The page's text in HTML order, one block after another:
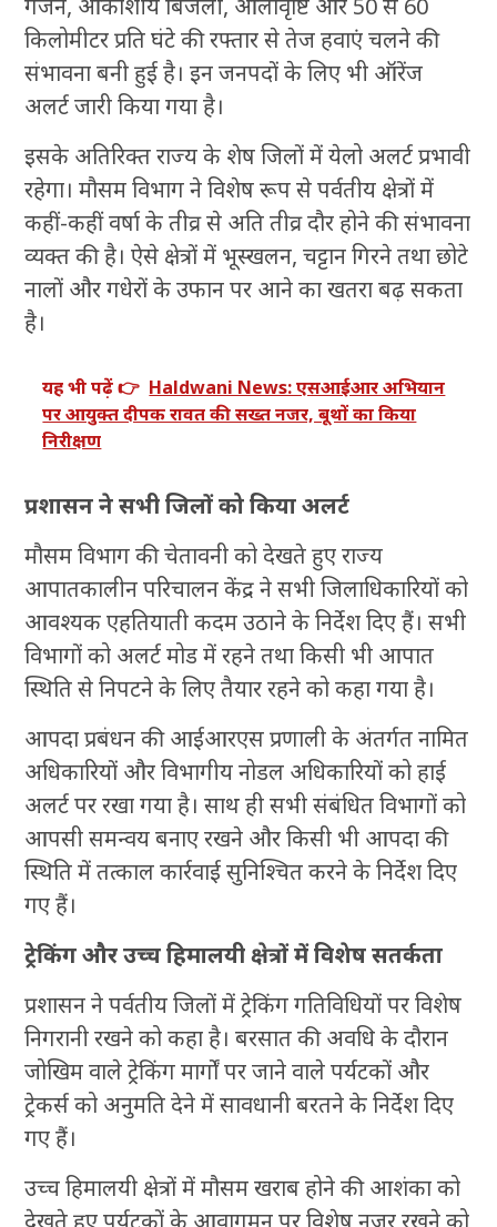
गर्जन, आकाशीय बिजली, ओलावृष्टि और 50 से 60
किलोमीटर प्रति घंटे की रफ्तार से तेज हवाएं चलने की
संभावना बनी हुई है। इन जनपदों के लिए भी ऑरेंज
अलर्ट जारी किया गया है।
इसके अतिरिक्त राज्य के शेष जिलों में येलो अलर्ट प्रभावी
रहेगा। मौसम विभाग ने विशेष रूप से पर्वतीय क्षेत्रों में
कहीं-कहीं वर्षा के तीव्र से अति तीव्र दौर होने की संभावना
व्यक्त की है। ऐसे क्षेत्रों में भूस्खलन, चट्टान गिरने तथा छोटे
नालों और गधेरों के उफान पर आने का खतरा बढ़ सकता
है।
यह भी पढ़ें 👉 Haldwani News: एसआईआर अभियान
पर आयुक्त दीपक रावत की सख्त नजर, बूथों का किया
निरीक्षण
प्रशासन ने सभी जिलों को किया अलर्ट
मौसम विभाग की चेतावनी को देखते हुए राज्य
आपातकालीन परिचालन केंद्र ने सभी जिलाधिकारियों को
आवश्यक एहतियाती कदम उठाने के निर्देश दिए हैं। सभी
विभागों को अलर्ट मोड में रहने तथा किसी भी आपात
स्थिति से निपटने के लिए तैयार रहने को कहा गया है।
आपदा प्रबंधन की आईआरएस प्रणाली के अंतर्गत नामित
अधिकारियों और विभागीय नोडल अधिकारियों को हाई
अलर्ट पर रखा गया है। साथ ही सभी संबंधित विभागों को
आपसी समन्वय बनाए रखने और किसी भी आपदा की
स्थिति में तत्काल कार्रवाई सुनिश्चित करने के निर्देश दिए
गए हैं।
ट्रेकिंग और उच्च हिमालयी क्षेत्रों में विशेष सतर्कता
प्रशासन ने पर्वतीय जिलों में ट्रेकिंग गतिविधियों पर विशेष
निगरानी रखने को कहा है। बरसात की अवधि के दौरान
जोखिम वाले ट्रेकिंग मार्गों पर जाने वाले पर्यटकों और
ट्रेकर्स को अनुमति देने में सावधानी बरतने के निर्देश दिए
गए हैं।
उच्च हिमालयी क्षेत्रों में मौसम खराब होने की आशंका को